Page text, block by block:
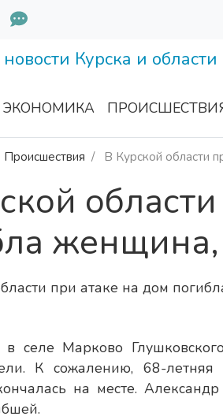
ЭКОНОМИКА
Происшествия В Курской области
селе Марково
К сожалению, 68-
на месте.